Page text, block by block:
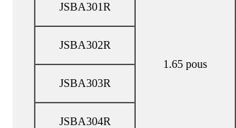
JSBA301R
1.65 pous
JSBA302R
JSBA303R
JSBA304R